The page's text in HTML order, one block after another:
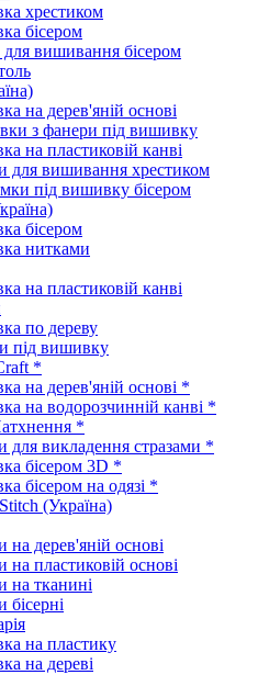
хрестиком
бісером
вишивання бісером
на дерев'яній основі
з фанери під вишивку
на пластиковій канві
для вишивання хрестиком
під вишивку бісером
бісером
нитками
на пластиковій канві
по дереву
під вишивку
*
на дерев'яній основі *
на водорозчинній канві *
*
для викладення стразами *
бісером 3D *
бісером на одязі *
(Україна)
на дерев'яній основі
на пластиковій основі
на тканині
бісерні
на пластику
на дереві